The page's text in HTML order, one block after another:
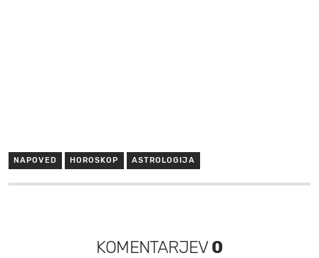
NAPOVED HOROSKOP ASTROLOGIJA
KOMENTARJEV0